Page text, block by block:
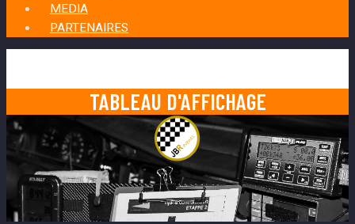
MEDIA
PARTENAIRES
TABLEAU D'AFFICHAGE